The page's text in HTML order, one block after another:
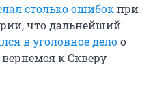
столько ошибокпри
что дальнейший
в уголовное делоо
к Скверу